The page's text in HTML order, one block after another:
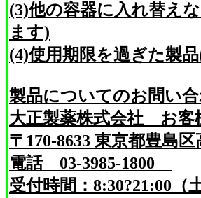
(3)他の容器に入れ替え
ます)
(4)使用期限を過ぎた製
製品についてのお問い
大正製薬株式会社 お客
〒170-8633 東京都豊島
電話 03-3985-1800
受付時間：8:30?21:00（